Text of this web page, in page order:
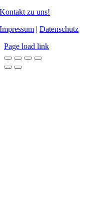
Kontakt zu uns!
Impressum |Datenschutz
Page load link